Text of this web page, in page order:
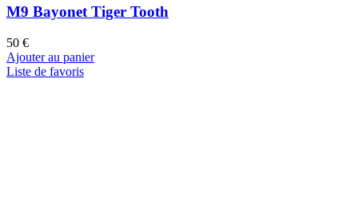
M9 Bayonet Tiger Tooth
50 €
Ajouter au panier
Liste de favoris